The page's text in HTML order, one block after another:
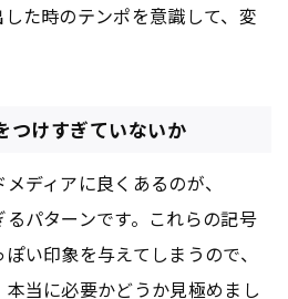
た時のテンポを意識して、変
つけすぎていないか
ディアに良くあるのが、
るパターンです。これらの記号
い印象を与えてしまうので、
当に必要かどうか見極めまし